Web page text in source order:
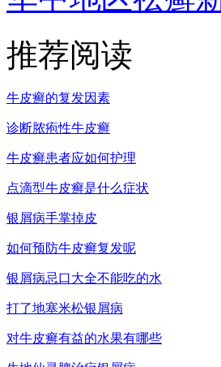
推荐阅读
牛皮癣的复发因素
诊断脓疱性牛皮癣
牛皮癣患者应如何护理
点滴型牛皮癣是什么症状
银屑病手掌掉皮
如何预防牛皮癣复发呢
银屑病忌口大全不能吃的水
打了地塞米松银屑病
对牛皮癣有益的水果有哪些